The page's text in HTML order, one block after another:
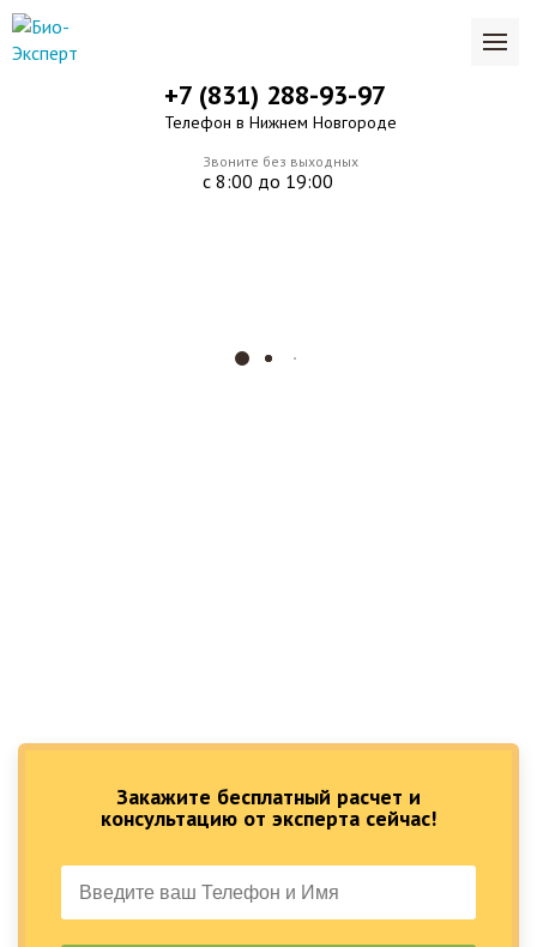
Закажите бесплатный расчет и
консультацию от эксперта сейчас!
Звоните без выходных
с 8:00 до 19:00
+7 (831) 288-93-97
Телефон в Нижнем Новгороде